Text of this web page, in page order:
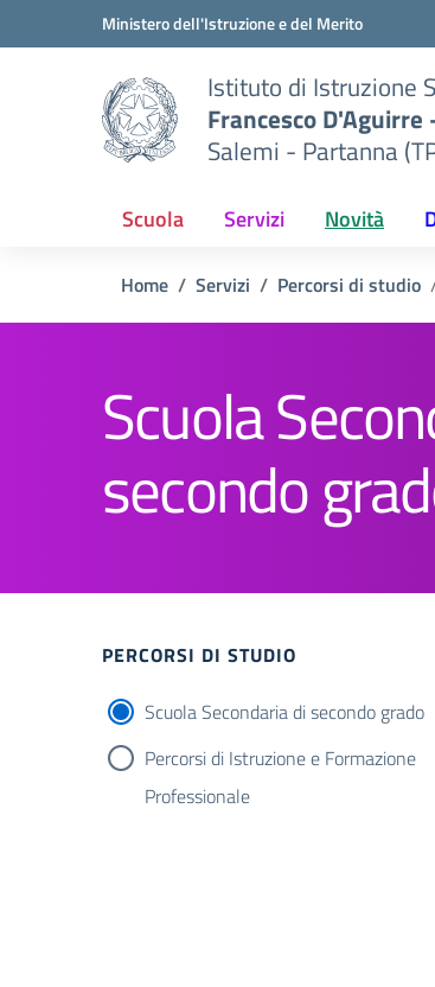
Vai ai contenuti
Vai al menu di navigazioneMinistero dell'Istruzione e del Merito
Istituto di Istruzione
Francesco
Salemi - Partanna
Scuola Servizi Novità
Home Servizi Percorsi di studio
Scuola
secondo
Filtri
PERCORSI DI STUDIO
Scuola Secondaria di secondo grado
Percorsi di Istruzione e Formazione
Professionale